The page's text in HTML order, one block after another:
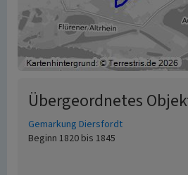
Übergeordnetes
Gemarkung Diersfordt
Beginn 1820 bis 1845